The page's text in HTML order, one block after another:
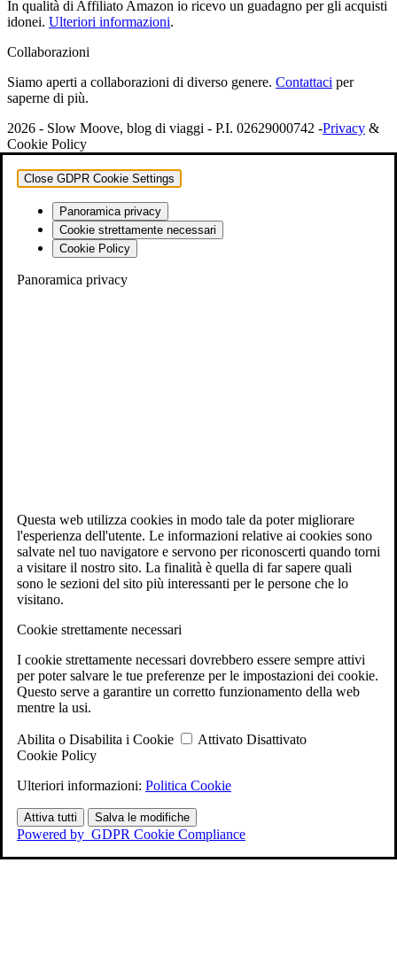
In qualità di Affiliato Amazon io ricevo un guadagno per gli acquisti
idonei. Ulteriori informazioni.
Collaborazioni
Siamo aperti a collaborazioni di diverso genere. Contattaci per
saperne di più.
2026 - Slow Moove, blog di viaggi - P.I. 02629000742 -Privacy &
Cookie Policy
Close GDPR Cookie Settings
Panoramica privacy
Cookie strettamente necessari
Cookie Policy
Panoramica privacy
Questa web utilizza cookies in modo tale da poter migliorare
l'esperienza dell'utente. Le informazioni relative ai cookies sono
salvate nel tuo navigatore e servono per riconoscerti quando torni
a visitare il nostro sito. La finalità è quella di far sapere quali
sono le sezioni del sito più interessanti per le persone che lo
visitano.
Cookie strettamente necessari
I cookie strettamente necessari dovrebbero essere sempre attivi
per poter salvare le tue preferenze per le impostazioni dei cookie.
Questo serve a garantire un corretto funzionamento della web
mentre la usi.
Abilita o Disabilita i Cookie Attivato Disattivato
Cookie Policy
Ulteriori informazioni: Politica Cookie
Attiva tutti Salva le modifiche
Powered by GDPR Cookie Compliance